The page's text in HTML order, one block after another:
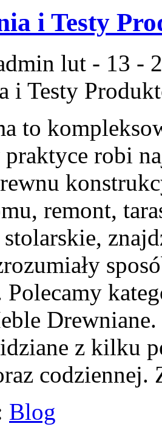
i Testy
lut - 13 -
i Testy
to
robi
remont,
Drewniane.
z kilku
Blog